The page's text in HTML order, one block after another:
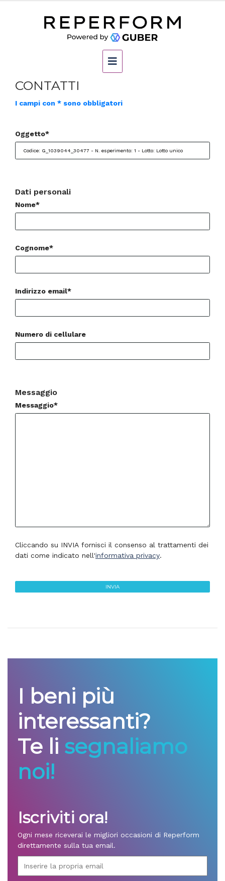
CONTATTI
I campi con * sono obbligatori
Oggetto*
Dati personali
Nome*
Cognome*
Indirizzo email*
Numero di cellulare
Messaggio
Messaggio*
Cliccando su INVIA fornisci il consenso al trattamenti dei
dati come indicato nell'informativa privacy.
INVIA
I beni più
interessanti?
Te li segnaliamo
noi!
Iscriviti ora!
Ogni mese riceverai le migliori occasioni di Reperform
direttamente sulla tua email.